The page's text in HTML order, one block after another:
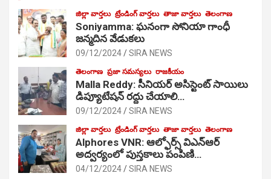
జిల్లా వార్తలు ట్రేండింగ్ వార్తలు తాజా వార్తలు తెలంగాణ
Soniyamma: ఘ‌నంగా సోనియా గాంధీ
జ‌న్మ‌దిన వేడుక‌లు
09/12/2024 SIRA NEWS
తెలంగాణ ప్రజా సమస్యలు రాజకీయం
Malla Reddy: సీనియర్ అసిస్టెంట్ సాయిలు
డిప్యూటేషన్ రద్దు చేయాలి…
09/12/2024 SIRA NEWS
జిల్లా వార్తలు ట్రేండింగ్ వార్తలు తాజా వార్తలు తెలంగాణ
Alphores VNR: ఆల్ఫోర్స్ విఎన్ఆర్
అద్వర్యంలో పుస్తకాలు పంపిణి…
04/12/2024 SIRA NEWS